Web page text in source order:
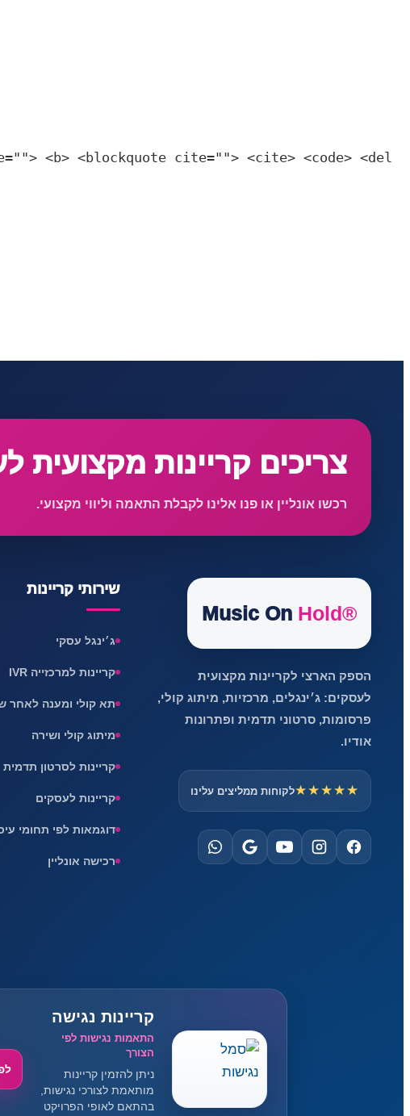
<b> <blockquote cite=""> <cite> <code> <del
צריכים קריינות מקצועית
רכשו אונליין או פנו אלינו לקבלת התאמה וליווי מקצועי.
Music On Hold®
הספק הארצי לקריינות מקצועית
לעסקים: ג׳ינגלים, מרכזיות, מיתוג קולי,
פרסומות, סרטוני תדמית ופתרונות
אודיו.
★★★★★לקוחות ממליצים עלינו
שירותי קריינות
ג׳ינגל עסקי
קריינות למרכזייה IVR
תא קולי ומענה לאחר
מיתוג קולי ושירה
קריינות לסרטון תדמית
קריינות לעסקים
דוגמאות לפי תחומי
רכישה אונליין
קריינות נגישה
התאמות נגישות לפי
הצורך
ניתן להזמין קריינות
מותאמת לצורכי נגישות,
בהתאם לאופי הפרויקט